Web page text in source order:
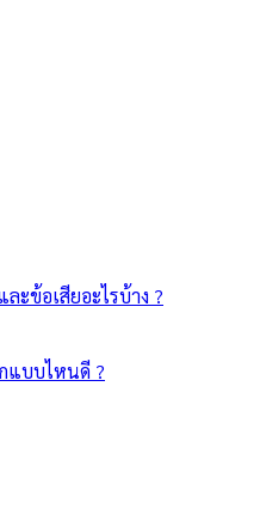
ะข้อเสียอะไรบ้าง ?
แบบไหนดี ?